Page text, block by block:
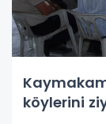
köylerini